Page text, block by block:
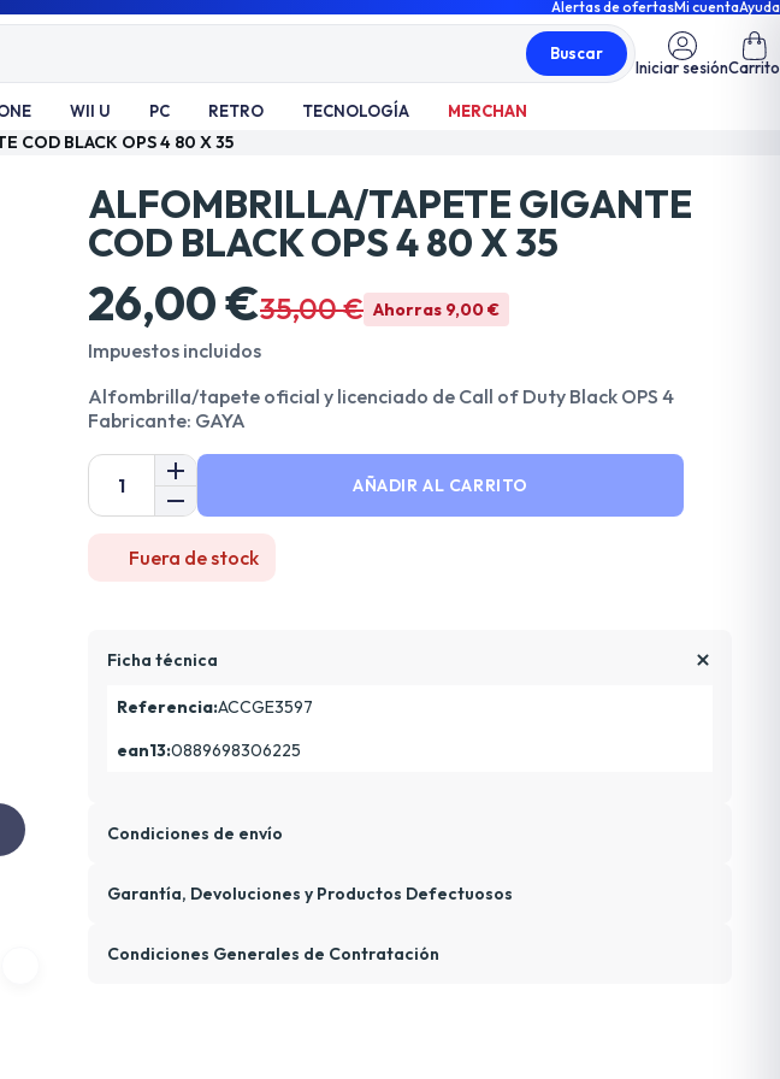
Alertas de ofertasMi cuentaAyuda
Buscar
Iniciar sesiónCarrito
WII U PC RETRO TECNOLOGÍA MERCHAN
COD BLACK OPS 4 80 X 35
ALFOMBRILLA/TAPETE GIGANTE
COD BLACK OPS 4 80 X 35
26,00 €35,00 € Ahorras 9,00 €
Impuestos incluidos
Alfombrilla/tapete oficial y licenciado de Call of Duty Black OPS 4
Fabricante: GAYA
AÑADIR AL CARRITO
Fuera de stock
Ficha técnica
Referencia:ACCGE3597
ean13:0889698306225
Condiciones de envío
Garantía, Devoluciones y Productos Defectuosos
Condiciones Generales de Contratación